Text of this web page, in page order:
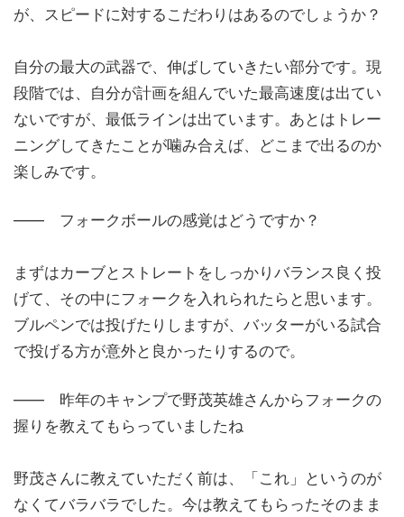
が、スピードに対するこだわりはあるのでしょうか？
自分の最大の武器で、伸ばしていきたい部分です。現
段階では、自分が計画を組んでいた最高速度は出てい
ないですが、最低ラインは出ています。あとはトレー
ニングしてきたことが噛み合えば、どこまで出るのか
楽しみです。
―― フォークボールの感覚はどうですか？
まずはカーブとストレートをしっかりバランス良く投
げて、その中にフォークを入れられたらと思います。
ブルペンでは投げたりしますが、バッターがいる試合
で投げる方が意外と良かったりするので。
―― 昨年のキャンプで野茂英雄さんからフォークの
握りを教えてもらっていましたね
野茂さんに教えていただく前は、「これ」というのが
なくてバラバラでした。今は教えてもらったそのまま